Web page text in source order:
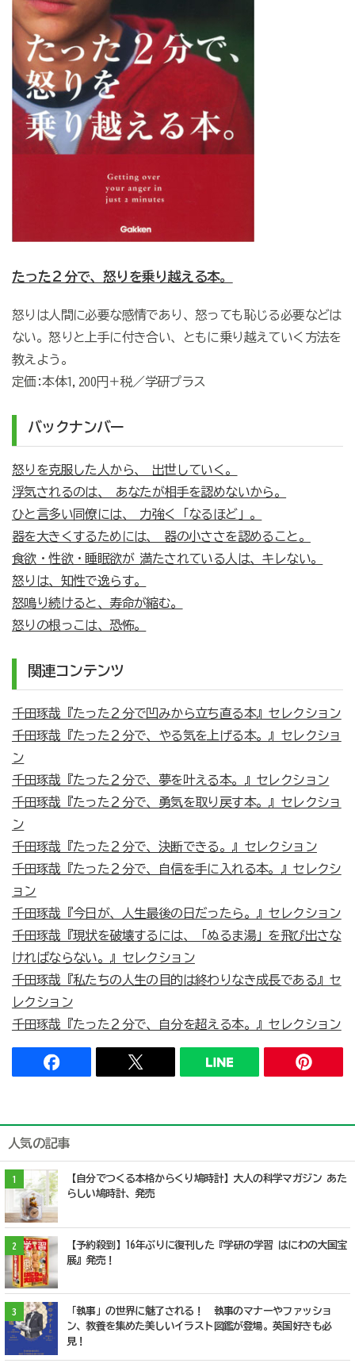
たった２分で、怒りを乗り越える本。
怒りは人間に必要な感情であり、怒っても恥じる必要などは
ない。怒りと上手に付き合い、ともに乗り越えていく方法を
教えよう。
定価:本体1,200円＋税／学研プラス
バックナンバー
怒りを克服した人から、 出世していく。
浮気されるのは、 あなたが相手を認めないから。
ひと言多い同僚には、 力強く「なるほど」。
器を大きくするためには、 器の小ささを認めること。
食欲・性欲・睡眠欲が 満たされている人は、キレない。
怒りは、知性で逸らす。
怒鳴り続けると、寿命が縮む。
怒りの根っこは、恐怖。
関連コンテンツ
千田琢哉『たった２分で凹みから立ち直る本』セレクション
千田琢哉『たった２分で、やる気を上げる本。』セレクショ
ン
千田琢哉『たった２分で、夢を叶える本。』セレクション
千田琢哉『たった２分で、勇気を取り戻す本。』セレクショ
ン
千田琢哉『たった２分で、決断できる。』セレクション
千田琢哉『たった２分で、自信を手に入れる本。』セレクシ
ョン
千田琢哉『今日が、人生最後の日だったら。』セレクション
千田琢哉『現状を破壊するには、「ぬるま湯」を飛び出さな
ければならない。』セレクション
千田琢哉『私たちの人生の目的は終わりなき成長である』セ
レクション
千田琢哉『たった２分で、自分を超える本。』セレクション
人気の記事
1
【自分でつくる本格からくり鳩時計】大人の科学マガジン あた
らしい鳩時計、発売
2
【予約殺到】16年ぶりに復刊した『学研の学習 はにわの大国宝
展』発売！
3
「執事」の世界に魅了される！ 執事のマナーやファッショ
ン、教養を集めた美しいイラスト図鑑が登場。英国好きも必
見！